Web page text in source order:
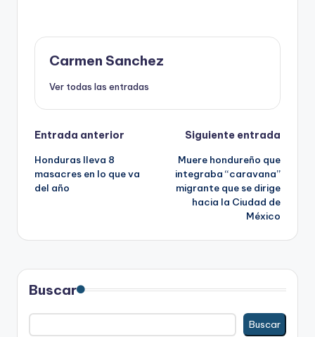
Carmen Sanchez
Ver todas las entradas
Navegación
de
entradas
Entrada anterior
Honduras lleva 8
masacres en lo que va
del año
Siguiente entrada
Muere hondureño que
integraba “caravana”
migrante que se dirige
hacia la Ciudad de
México
Buscar
Buscar